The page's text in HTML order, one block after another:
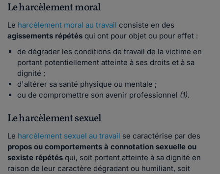
Le harcèlement moral
Le harcèlement moral au travail consiste en des
agissements répétés qui ont pour objet ou pour effet :
de dégrader les conditions de travail de la victime en
portant potentiellement atteinte à ses droits et à sa
dignité ;
d'altérer sa santé physique ou mentale ;
ou de compromettre son avenir professionnel (1).
Le harcèlement sexuel
Le harcèlement sexuel au travail se caractérise par des
propos ou comportements à connotation sexuelle ou
sexiste répétés qui, soit portent atteinte à sa dignité en
raison de leur caractère dégradant ou humiliant, soit